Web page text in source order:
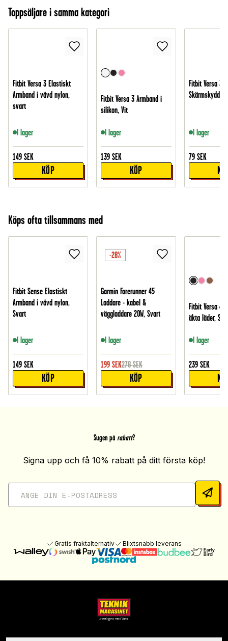
Toppsäljare i samma kategori
Fitbit Versa 3 Elastiskt
Armband i vävd nylon,
svart
I lager
149 SEK
KÖP
Fitbit Versa 3 Armband i
silikon, Vit
I lager
139 SEK
KÖP
Fitbit Versa 3/
Skärmskydd -
I lager
79 SEK
Köps ofta tillsammans med
Fitbit Sense Elastiskt
Armband i vävd nylon,
Svart
I lager
149 SEK
KÖP
-28%
Garmin Forerunner 45
Laddare - kabel &
väggladdare 20W, Svart
I lager
199 SEK278 SEK
KÖP
Fitbit Versa 4
äkta läder,
I lager
239 SEK
Sugen på rabatt?
Signa upp och få 10% rabatt på ditt första köp!
Gratis fraktalternativ Blixtsnabb leverans